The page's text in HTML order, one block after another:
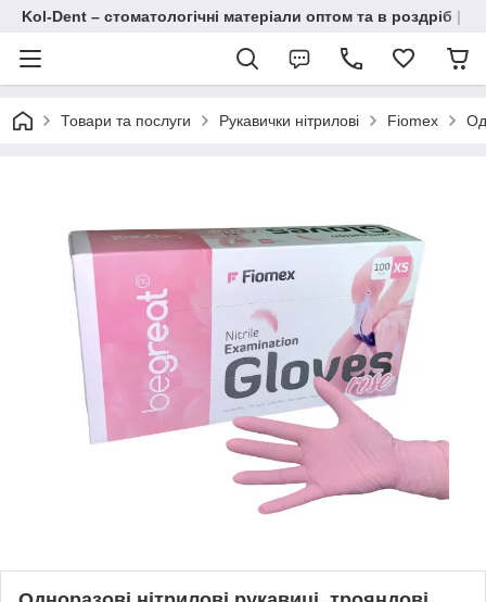
Kol-Dent – ​​стоматологічні матеріали оптом та в роздріб |
Товари та послуги Рукавички нітрилові Fiomex